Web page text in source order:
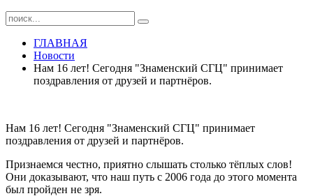
ГЛАВНАЯ
Новости
Нам 16 лет! Сегодня "Знаменский СГЦ" принимает
поздравления от друзей и партнёров.
Нам 16 лет! Сегодня "Знаменский СГЦ" принимает
поздравления от друзей и партнёров.
Признаемся честно, приятно слышать столько тёплых слов!
Они доказывают, что наш путь с 2006 года до этого момента
был пройден не зря.